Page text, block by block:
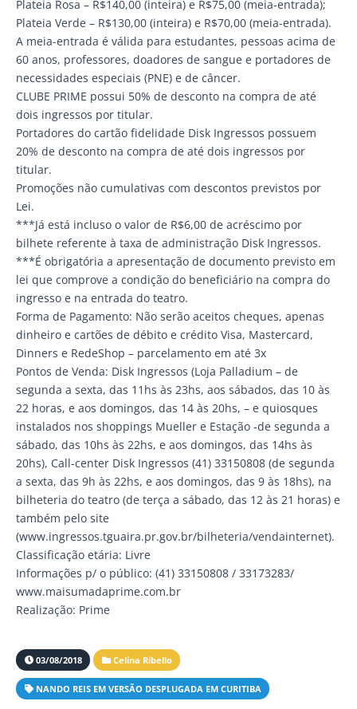
Plateia Rosa – R$140,00 (inteira) e R$75,00 (meia-entrada);
Plateia Verde – R$130,00 (inteira) e R$70,00 (meia-entrada).
A meia-entrada é válida para estudantes, pessoas acima de
60 anos, professores, doadores de sangue e portadores de
necessidades especiais (PNE) e de câncer.
CLUBE PRIME possui 50% de desconto na compra de até
dois ingressos por titular.
Portadores do cartão fidelidade Disk Ingressos possuem
20% de desconto na compra de até dois ingressos por
titular.
Promoções não cumulativas com descontos previstos por
Lei.
***Já está incluso o valor de R$6,00 de acréscimo por
bilhete referente à taxa de administração Disk Ingressos.
***É obrigatória a apresentação de documento previsto em
lei que comprove a condição do beneficiário na compra do
ingresso e na entrada do teatro.
Forma de Pagamento: Não serão aceitos cheques, apenas
dinheiro e cartões de débito e crédito Visa, Mastercard,
Dinners e RedeShop – parcelamento em até 3x
Pontos de Venda: Disk Ingressos (Loja Palladium – de
segunda a sexta, das 11hs às 23hs, aos sábados, das 10 às
22 horas, e aos domingos, das 14 às 20hs, – e quiosques
instalados nos shoppings Mueller e Estação -de segunda a
sábado, das 10hs às 22hs, e aos domingos, das 14hs às
20hs), Call-center Disk Ingressos (41) 33150808 (de segunda
a sexta, das 9h às 22hs, e aos domingos, das 9 às 18hs), na
bilheteria do teatro (de terça a sábado, das 12 às 21 horas) e
também pelo site
(www.ingressos.tguaira.pr.gov.br/bilheteria/vendainternet).
Classificação etária: Livre
Informações p/ o público: (41) 33150808 / 33173283/
www.maisumadaprime.com.br
Realização: Prime
03/08/2018 Celina Ribello
NANDO REIS EM VERSÃO DESPLUGADA EM CURITIBA